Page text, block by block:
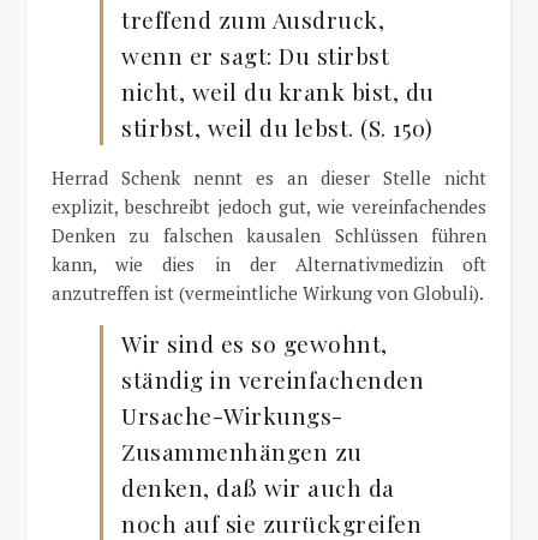
treffend zum Ausdruck,
wenn er sagt: Du stirbst
nicht, weil du krank bist, du
stirbst, weil du lebst. (S. 150)
Herrad Schenk nennt es an dieser Stelle nicht
explizit, beschreibt jedoch gut, wie vereinfachendes
Denken zu falschen kausalen Schlüssen führen
kann, wie dies in der Alternativmedizin oft
anzutreffen ist (vermeintliche Wirkung von Globuli).
Wir sind es so gewohnt,
ständig in vereinfachenden
Ursache-Wirkungs-
Zusammenhängen zu
denken, daß wir auch da
noch auf sie zurückgreifen